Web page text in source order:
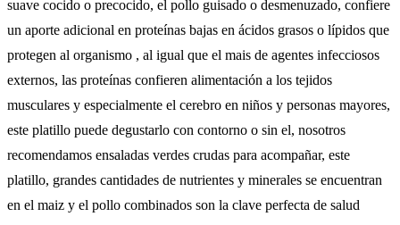
suave cocido o precocido, el pollo guisado o desmenuzado, confiere
un aporte adicional en proteínas bajas en ácidos grasos o lípidos que
protegen al organismo , al igual que el mais de agentes infecciosos
externos, las proteínas confieren alimentación a los tejidos
musculares y especialmente el cerebro en niños y personas mayores,
este platillo puede degustarlo con contorno o sin el, nosotros
recomendamos ensaladas verdes crudas para acompañar, este
platillo, grandes cantidades de nutrientes y minerales se encuentran
en el maiz y el pollo combinados son la clave perfecta de salud